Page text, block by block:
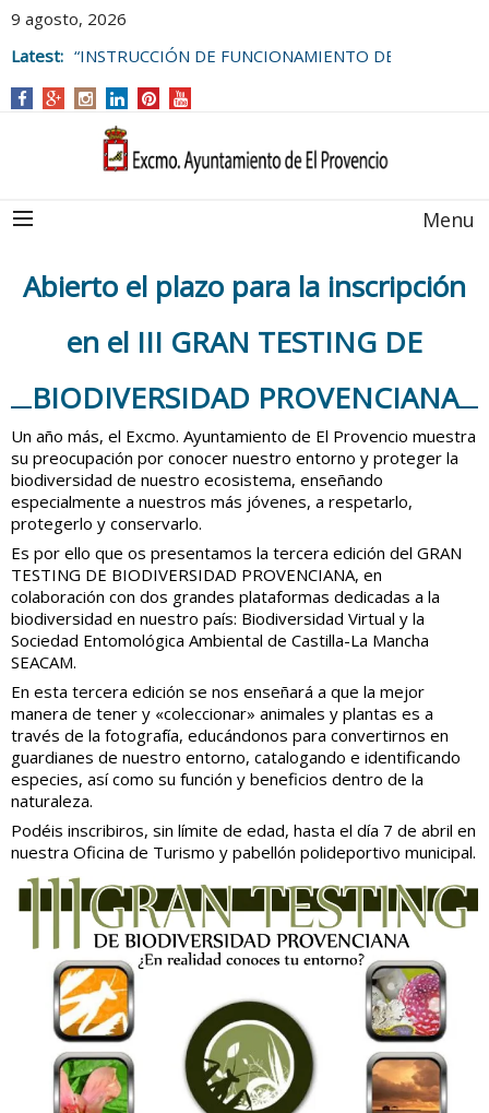
9 agosto, 2026
Latest: “INSTRUCCIÓN DE FUNCIONAMIENTO DE
AYUNTAMIENTO DE EL PROVENCIO
Menu
Abierto el plazo para la inscripción
en el III GRAN TESTING DE
BIODIVERSIDAD PROVENCIANA
Un año más, el Excmo. Ayuntamiento de El Provencio muestra
su preocupación por conocer nuestro entorno y proteger la
biodiversidad de nuestro ecosistema, enseñando
especialmente a nuestros más jóvenes, a respetarlo,
protegerlo y conservarlo.
Es por ello que os presentamos la tercera edición del GRAN
TESTING DE BIODIVERSIDAD PROVENCIANA, en
colaboración con dos grandes plataformas dedicadas a la
biodiversidad en nuestro país: Biodiversidad Virtual y la
Sociedad Entomológica Ambiental de Castilla-La Mancha
SEACAM.
En esta tercera edición se nos enseñará a que la mejor
manera de tener y «coleccionar» animales y plantas es a
través de la fotografía, educándonos para convertirnos en
guardianes de nuestro entorno, catalogando e identificando
especies, así como su función y beneficios dentro de la
naturaleza.
Podéis inscribiros, sin límite de edad, hasta el día 7 de abril en
nuestra Oficina de Turismo y pabellón polideportivo municipal.